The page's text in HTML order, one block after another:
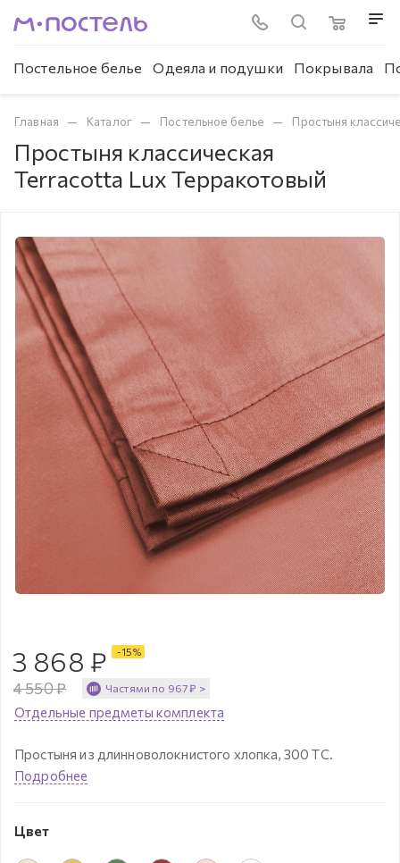
Постельное белье Одеяла и подушки Покрывала
Главная — Каталог — Постельное белье — Простыня
Простыня классическая
Terracotta Lux Терракотовый
3 868 ₽
4 550₽
-15%
Частями по 967₽ >
Отдельные предметы комплекта
Простыня из длинноволокнистого хлопка, 300 ТС.
Подробнее
Цвет